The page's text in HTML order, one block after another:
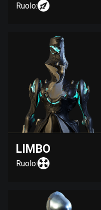
Ruolo:
LIMBO
Ruolo: